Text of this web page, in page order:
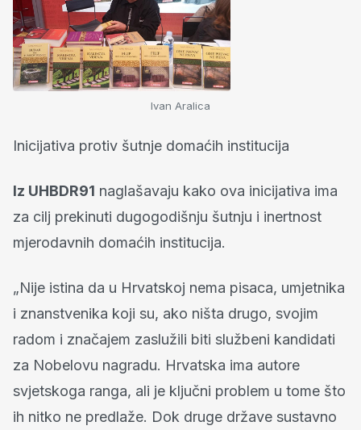
Ivan Aralica
Inicijativa protiv šutnje domaćih institucija
Iz UHBDR91 naglašavaju kako ova inicijativa ima
za cilj prekinuti dugogodišnju šutnju i inertnost
mjerodavnih domaćih institucija.
„Nije istina da u Hrvatskoj nema pisaca, umjetnika
i znanstvenika koji su, ako ništa drugo, svojim
radom i značajem zaslužili biti službeni kandidati
za Nobelovu nagradu. Hrvatska ima autore
svjetskoga ranga, ali je ključni problem u tome što
ih nitko ne predlaže. Dok druge države sustavno